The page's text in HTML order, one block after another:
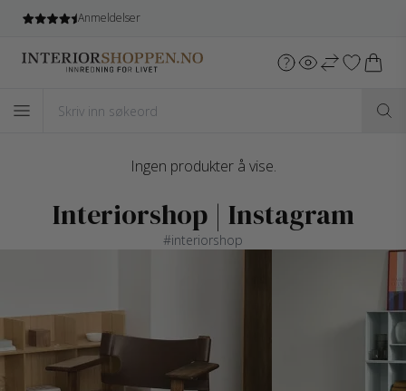
Anmeldelser
Ingen produkter å vise.
Interiorshop | Instagram
#interiorshop